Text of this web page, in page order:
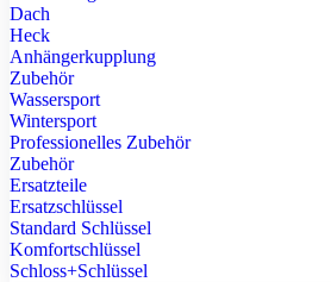
Dach
Heck
Anhängerkupplung
Zubehör
Wassersport
Wintersport
Professionelles Zubehör
Zubehör
Ersatzteile
Ersatzschlüssel
Standard Schlüssel
Komfortschlüssel
Schloss+Schlüssel